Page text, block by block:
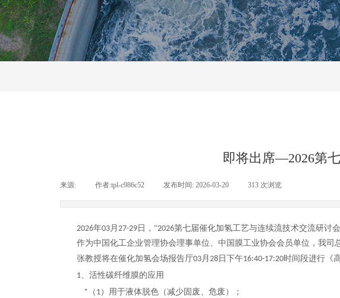
即将出席—2026第
来源: 作者:tpl-c986c52 发布时间: 2026-03-20 313 次浏览
2026年03月 27-29 日 ， “2026第七届催化加氢工艺与连续流技术交流研讨会
作为中国化工企业管理协会理事单位、中国膜工业协会会员单位，我司
张教授将在催化加氢会场报告厅03月 28 日下午16:40-17:20时间段进行《
1、活性碳纤维膜的应用
* （ 1）用于液体脱色（减少固废、危废）；